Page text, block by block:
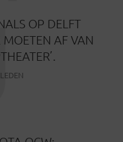
OP DELFT
MOETEN AF VAN